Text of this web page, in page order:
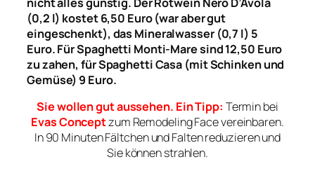
(0,2 l) kostet 6,50 Euro (war aber gut
eingeschenkt), das Mineralwasser (0,7 l) 5
Euro. Für Spaghetti Monti-Mare sind 12,50 Euro
zu zahen, für Spaghetti Casa (mit Schinken und
Gemüse) 9 Euro.
Sie wollen gut aussehen. Ein Tipp: Termin bei
Evas Conceptzum Remodeling Face vereinbaren.
In 90 Minuten Fältchen und Falten reduzieren und
Sie können strahlen.